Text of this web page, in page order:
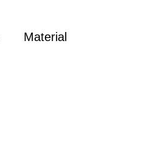
Material